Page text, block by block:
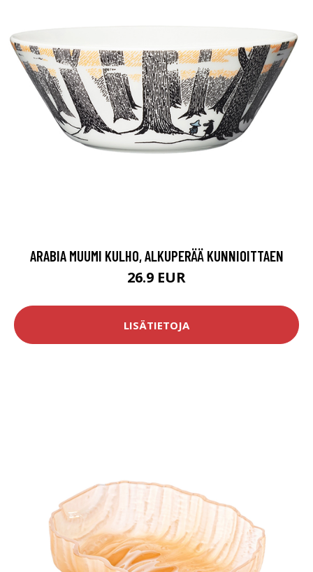
ARABIA MUUMI KULHO, ALKUPERÄÄ KUNNIOITTAEN
26.9 EUR
LISÄTIETOJA